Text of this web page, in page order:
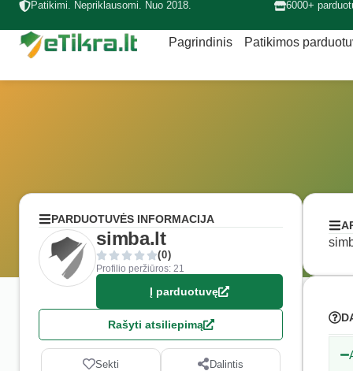
Patikimi. Nepriklausomi. Nuo 2018. 6000+
Pagrindinis Patikimos
PARDUOTUVĖS INFORMACIJA
simba.lt
(0)
Profilio peržiūros: 21
Į parduotuvę
Rašyti atsiliepimą
Sekti Dalintis